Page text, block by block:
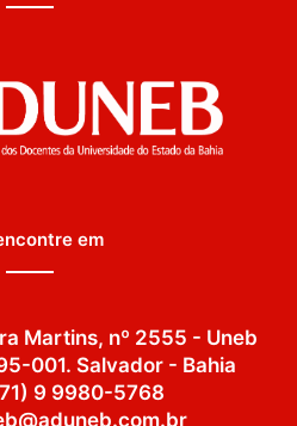
em
Martins, nº 2555 - Uneb
001. Salvador - Bahia
9 9980-5768